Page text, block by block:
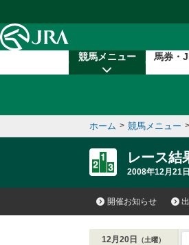
競馬メニュー 馬券・
ホーム > 競馬メニュー >
レース結
2008年12月21
開催お知らせ
12月20日 （土曜）